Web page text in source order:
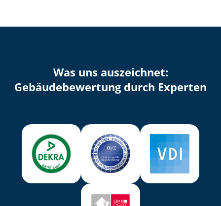
Was uns auszeichnet:
Ge­bäu­de­be­wer­tung durch Experten